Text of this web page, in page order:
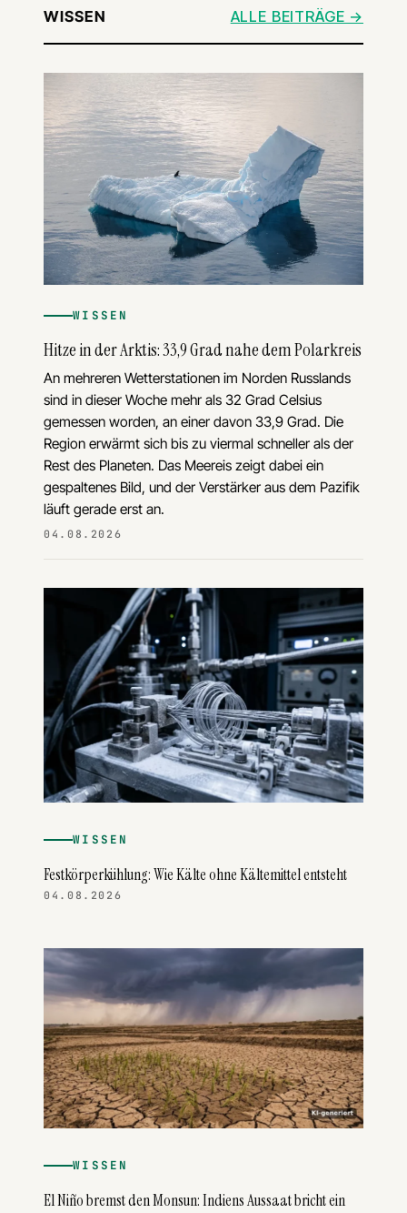
WISSEN ALLE BEITRÄGE →
WISSEN
Hitze in der Arktis: 33,9 Grad nahe dem Polarkreis
An mehreren Wetterstationen im Norden Russlands
sind in dieser Woche mehr als 32 Grad Celsius
gemessen worden, an einer davon 33,9 Grad. Die
Region erwärmt sich bis zu viermal schneller als der
Rest des Planeten. Das Meereis zeigt dabei ein
gespaltenes Bild, und der Verstärker aus dem Pazifik
läuft gerade erst an.
04.08.2026
WISSEN
Festkörperkühlung: Wie Kälte ohne Kältemittel entsteht
04.08.2026
WISSEN
El Niño bremst den Monsun: Indiens Aussaat bricht ein